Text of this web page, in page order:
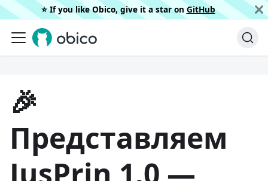
⭐️ If you like Obico, give it a star on GitHub
🎉
Представляем